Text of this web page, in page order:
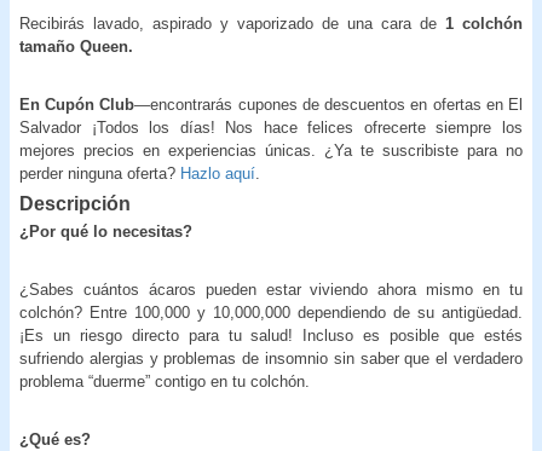
Recibirás lavado, aspirado y vaporizado de una cara de 1 colchón
tamaño Queen.
En Cupón Club—encontrarás cupones de descuentos en ofertas en El
Salvador ¡Todos los días! Nos hace felices ofrecerte siempre los
mejores precios en experiencias únicas. ¿Ya te suscribiste para no
perder ninguna oferta? Hazlo aquí
Descripción
¿Por qué lo necesitas?
¿Sabes cuántos ácaros pueden estar viviendo ahora mismo en tu
colchón? Entre 100,000 y 10,000,000 dependiendo de su antigüedad.
¡Es un riesgo directo para tu salud! Incluso es posible que estés
sufriendo alergias y problemas de insomnio sin saber que el verdadero
problema “duerme” contigo en tu colchón.
¿Qué es?